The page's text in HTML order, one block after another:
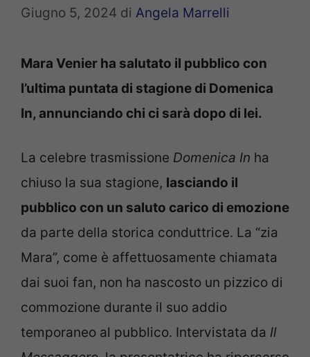
Giugno 5, 2024 di Angela Marrelli
Mara Venier ha salutato il pubblico con
l’ultima puntata di stagione di Domenica
In, annunciando chi ci sarà dopo di lei.
La celebre trasmissione Domenica In ha
chiuso la sua stagione, lasciando il
pubblico con un saluto carico di emozione
da parte della storica conduttrice. La “zia
Mara”, come è affettuosamente chiamata
dai suoi fan, non ha nascosto un pizzico di
commozione durante il suo addio
temporaneo al pubblico. Intervistata da Il